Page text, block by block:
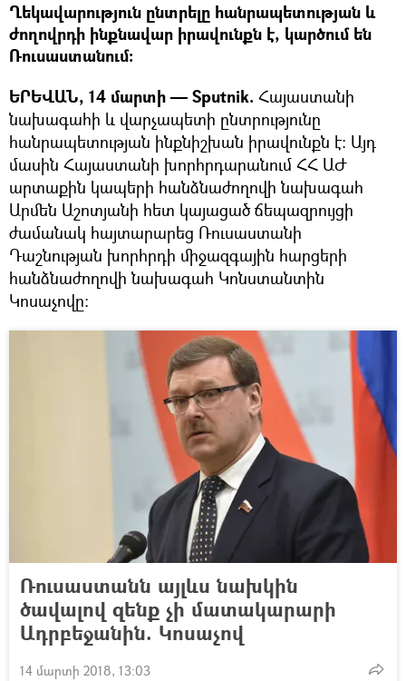
Ղեկավարություն ընտրելը հանրապետության և
ժողովրդի ինքնավար իրավունքն է, կարծում են
Ռուսաստանում։
ԵՐԵՎԱՆ, 14 մարտի — Sputnik. Հայաստանի
նախագահի և վարչապետի ընտրությունը
հանրապետության ինքնիշխան իրավունքն է։ Այդ
մասին Հայաստանի խորհրդարանում ՀՀ ԱԺ
արտաքին կապերի հանձնաժողովի նախագահ
Արմեն Աշոտյանի հետ կայացած ճեպազրույցի
ժամանակ հայտարարեց Ռուսաստանի
Դաշնության խորհրդի միջազգային հարցերի
հանձնաժողովի նախագահ Կոնստանտին
Կոսաչովը։
Ռուսաստանն այլևս նախկին
ծավալով զենք չի մատակարարի
Ադրբեջանին. Կոսաչով
14 մարտի 2018, 13:03